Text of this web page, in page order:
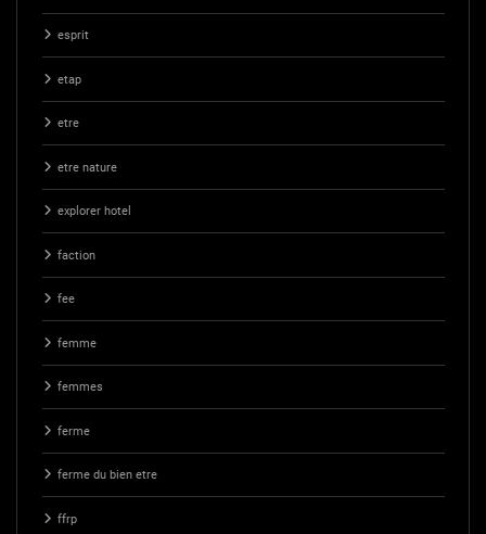
esprit
etap
etre
etre nature
explorer hotel
faction
fee
femme
femmes
ferme
ferme du bien etre
ffrp